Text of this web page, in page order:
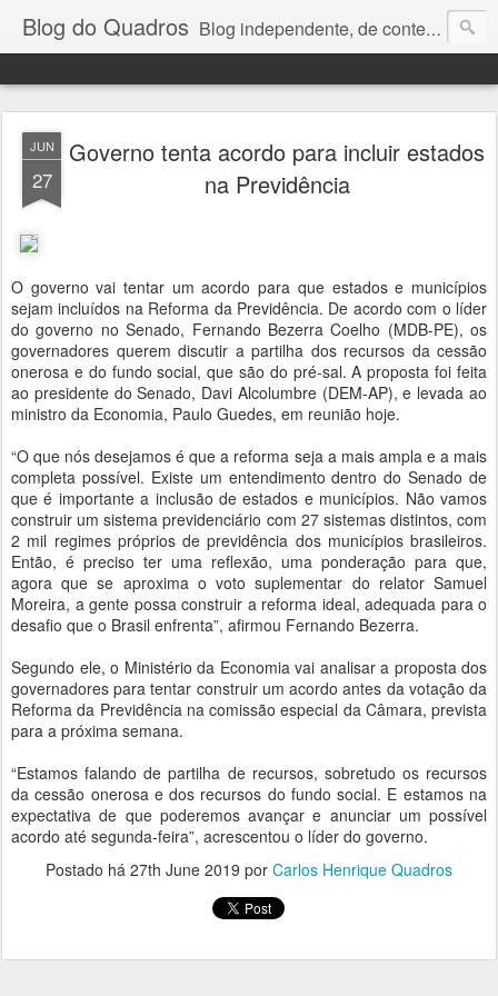
Blog do Quadros Blog independente, de conteúdo noticioso, com foco em economia, negócios, política e atualidades. e-mail do editor: chquadros2@gmail.com
JUN
27
Governo tenta acordo para incluir estados
na Previdência
O governo vai tentar um acordo para que estados e municípios
sejam incluídos na Reforma da Previdência. De acordo com o líder
do governo no Senado, Fernando Bezerra Coelho (MDB-PE), os
governadores querem discutir a partilha dos recursos da cessão
onerosa e do fundo social, que são do pré-sal. A proposta foi feita
ao presidente do Senado, Davi Alcolumbre (DEM-AP), e levada ao
ministro da Economia, Paulo Guedes, em reunião hoje.
“O que nós desejamos é que a reforma seja a mais ampla e a mais
completa possível. Existe um entendimento dentro do Senado de
que é importante a inclusão de estados e municípios. Não vamos
construir um sistema previdenciário com 27 sistemas distintos, com
2 mil regimes próprios de previdência dos municípios brasileiros.
Então, é preciso ter uma reflexão, uma ponderação para que,
agora que se aproxima o voto suplementar do relator Samuel
Moreira, a gente possa construir a reforma ideal, adequada para o
desafio que o Brasil enfrenta”, afirmou Fernando Bezerra.
Segundo ele, o Ministério da Economia vai analisar a proposta dos
governadores para tentar construir um acordo antes da votação da
Reforma da Previdência na comissão especial da Câmara, prevista
para a próxima semana.
“Estamos falando de partilha de recursos, sobretudo os recursos
da cessão onerosa e dos recursos do fundo social. E estamos na
expectativa de que poderemos avançar e anunciar um possível
acordo até segunda-feira”, acrescentou o líder do governo.
Postado há 27th June 2019 por Carlos Henrique Quadros